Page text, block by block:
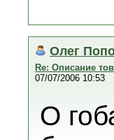
Олег
Re: Описание
07/07/2006 10:53
О